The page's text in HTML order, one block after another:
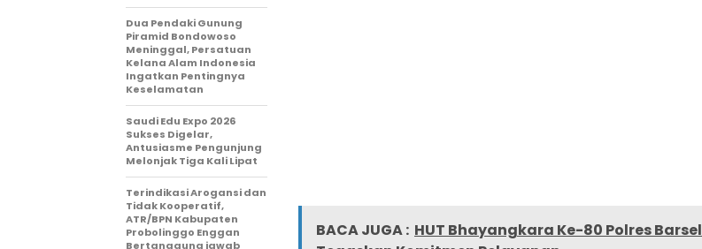
BACA JUGA : HUT Bhayangkara Ke-80 Polres Barsel
Dua Pendaki Gunung
Piramid Bondowoso
Meninggal, Persatuan
Kelana Alam Indonesia
Ingatkan Pentingnya
Keselamatan
Saudi Edu Expo 2026
Sukses Digelar,
Antusiasme Pengunjung
Melonjak Tiga Kali Lipat
Terindikasi Arogansi dan
Tidak Kooperatif,
ATR/BPN Kabupaten
Probolinggo Enggan
Bertanggung jawab